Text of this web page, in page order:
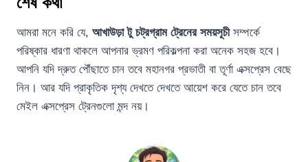
আমরা মনে করি যে, আখাউড়া টু চট্রগ্রামট্রেনের সময়সূচীসম্পর্কে
পরিষ্কার ধারণা থাকলে আপনার ভ্রমণ পরিকল্পনা করা অনেক সহজ হবে।
আপনি যদি দ্রুত পৌঁছাতে চান তবে মহানগর প্রভাতী বা তূর্ণা এক্সপ্রেস বেছে
নিন। আর যদি প্রাকৃতিক দৃশ্য দেখতে দেখতে আয়েশ করে যেতে চান তবে
মেইল এক্সপ্রেস ট্রেনগুলো মন্দ নয়।